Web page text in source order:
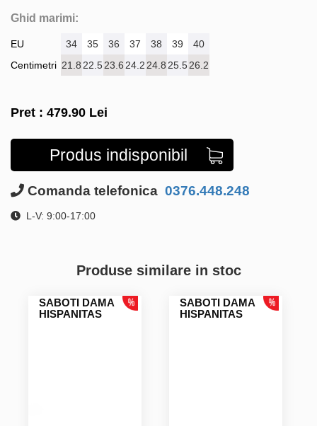
Ghid marimi:
EU
Centimetri
34 35 36 37 38 39
40
21.8 22.523.6 24.2 24.8 25.526.2
Pret : 479.90 Lei
Produs indisponibil
Comanda telefonica 0376.448.248
L-V: 9:00-17:00
Produse similare in stoc
SABOTI DAMA
HISPANITAS
SABOTI DAMA
HISPANITAS